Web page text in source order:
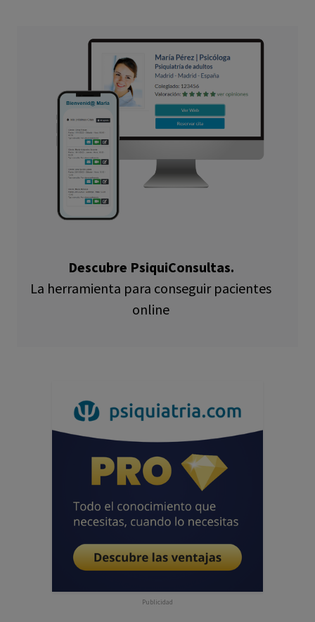
Descubre PsiquiConsultas.
La herramienta para conseguir pacientes
online
Publicidad